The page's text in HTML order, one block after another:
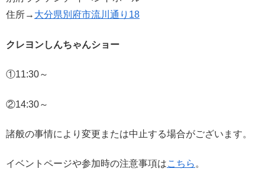
住所→ 大分県別府市流川通り18
クレヨンしんちゃんショー
①11:30～
②14:30～
諸般の事情により変更または中止する場合がございます。
イベントページや参加時の注意事項はこちら 。